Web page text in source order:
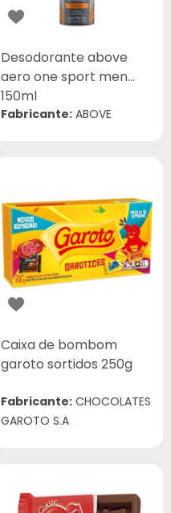
Desodorante above
aero one sport men
150ml
Fabricante: ABOVE
Caixa de bombom
garoto sortidos 250g
Fabricante: CHOCOLATES
GAROTO S.A